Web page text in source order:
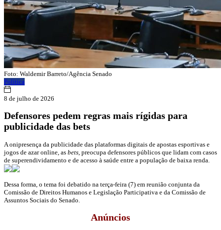
Foto: Waldemir Barreto/Agência Senado
Política
8 de julho de 2026
Defensores pedem regras mais rígidas para
publicidade das bets
A onipresença da publicidade das plataformas digitais de apostas esportivas e
jogos de azar online, as bets , preocupa defensores públicos que lidam com casos
de superendividamento e de acesso à saúde entre a população de baixa renda.
Dessa forma, o tema foi debatido na terça-feira (7) em reunião conjunta da
Comissão de Direitos Humanos e Legislação Participativa e da Comissão de
Assuntos Sociais do Senado.
Anúncios